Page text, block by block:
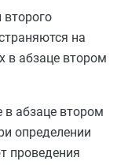
второго
на
в абзаце втором
в абзаце втором
определении
проведения